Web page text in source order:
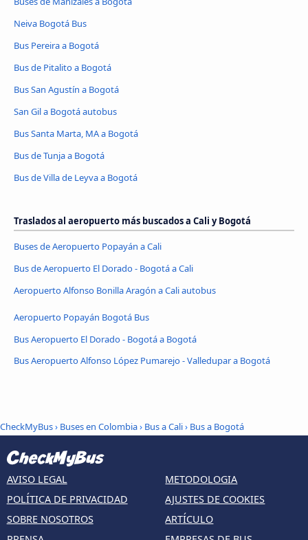
Neiva Bogotá Bus
Bus Pereira a Bogotá
Bus de Pitalito a Bogotá
Bus San Agustín a Bogotá
San Gil a Bogotá autobus
Bus Santa Marta, MA a Bogotá
Bus de Tunja a Bogotá
Bus de Villa de Leyva a Bogotá
Traslados al aeropuerto más buscados a Cali y Bogotá
Buses de Aeropuerto Popayán a Cali
Bus de Aeropuerto El Dorado - Bogotá a Cali
Aeropuerto Alfonso Bonilla Aragón a Cali autobus
Aeropuerto Popayán Bogotá Bus
Bus Aeropuerto El Dorado - Bogotá a Bogotá
Bus Aeropuerto Alfonso López Pumarejo - Valledupar a Bogotá
CheckMyBus› Buses en Colombia› Bus a Cali› Bus a Bogotá
AVISO LEGAL
POLÍTICA DE PRIVACIDAD
SOBRE NOSOTROS
METODOLOGIA
AJUSTES DE COOKIES
ARTÍCULO